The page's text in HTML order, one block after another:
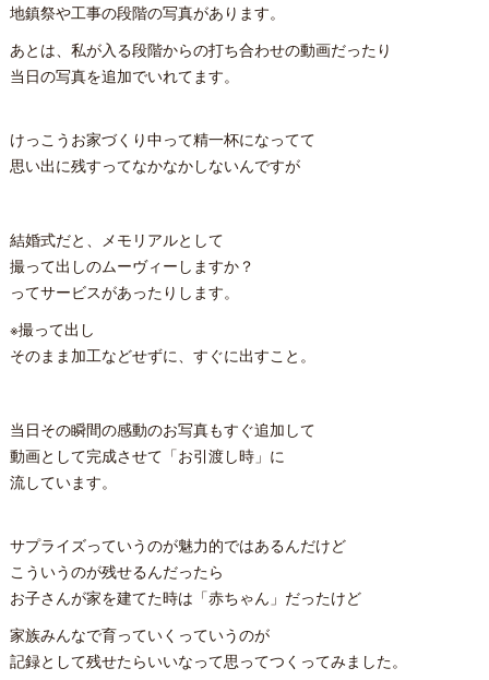
地鎮祭や工事の段階の写真があります。
あとは、私が入る段階からの打ち合わせの動画だったり
当日の写真を追加でいれてます。
けっこうお家づくり中って精一杯になってて
思い出に残すってなかなかしないんですが
結婚式だと、メモリアルとして
撮って出しのムーヴィーしますか？
ってサービスがあったりします。
※撮って出し
そのまま加工などせずに、すぐに出すこと。
当日その瞬間の感動のお写真もすぐ追加して
動画として完成させて「お引渡し時」に
流しています。
サプライズっていうのが魅力的ではあるんだけど
こういうのが残せるんだったら
お子さんが家を建てた時は「赤ちゃん」だったけど
家族みんなで育っていくっていうのが
記録として残せたらいいなって思ってつくってみました。